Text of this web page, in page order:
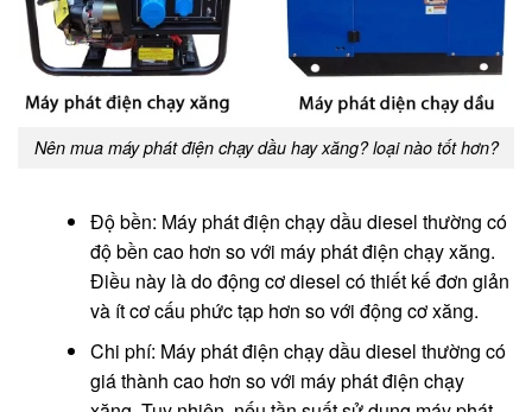
Nên mua máy phát điện chạy dầu hay xăng? loại nào tốt hơn?
Độ bền: Máy phát điện chạy dầu diesel thường có
độ bền cao hơn so với máy phát điện chạy xăng.
Điều này là do động cơ diesel có thiết kế đơn giản
và ít cơ cấu phức tạp hơn so với động cơ xăng.
Chi phí: Máy phát điện chạy dầu diesel thường có
giá thành cao hơn so với máy phát điện chạy